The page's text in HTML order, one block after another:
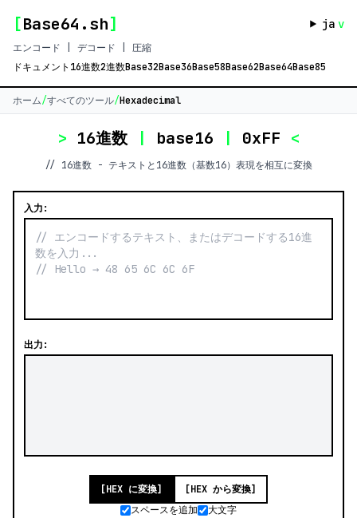
[Base64.sh] ja v
エンコード | デコード | 圧縮
ドキュメント 16進数2進数Base32Base36Base58Base62Base64Base85
ホーム/すべてのツール/Hexadecimal
> 16進数 | base16 | 0xFF <
// 16進数 - テキストと16進数（基数16）表現を相互に変換
入力:
出力:
[HEX に変換]
[HEX から変換]
スペースを追加
大文字